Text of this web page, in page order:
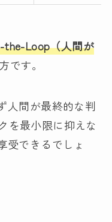
the-Loop（人間が
です。
人間が最終的な判
を最小限に抑えな
受できるでしょ